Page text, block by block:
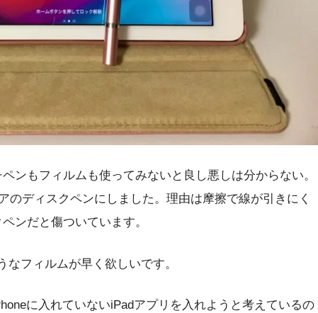
ンもフィルムも使ってみないと良し悪しは分からない。
のディスクペンにしました。理由は摩擦で線が引きにく
ンだと傷ついています。
フィルムが早く欲しいです。
に入れていないiPadアプリを入れようと考えているの